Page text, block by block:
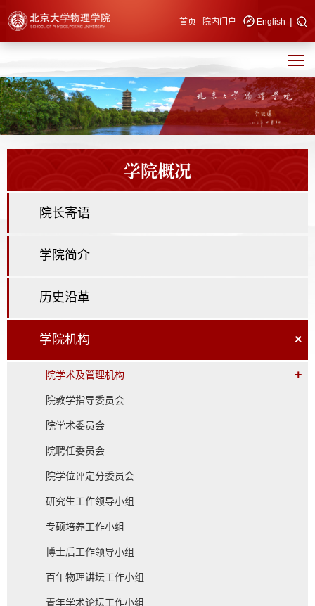
快速导航 首页 院内门户 English |
学院概况
院长寄语
学院简介
历史沿革
学院机构 ×
院学术及管理机构 +
院教学指导委员会
院学术委员会
院聘任委员会
院学位评定分委员会
研究生工作领导小组
专硕培养工作小组
博士后工作领导小组
百年物理讲坛工作小组
青年学术论坛工作小组